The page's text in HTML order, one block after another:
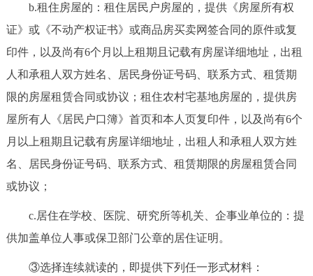
b.租住房屋的：租住居民户房屋的，提供《房屋所有权
证》或《不动产权证书》或商品房买卖网签合同的原件或复
印件，以及尚有6个月以上租期且记载有房屋详细地址，出租
人和承租人双方姓名、居民身份证号码、联系方式、租赁期
限的房屋租赁合同或协议；租住农村宅基地房屋的，提供房
屋所有人《居民户口簿》首页和本人页复印件，以及尚有6个
月以上租期且记载有房屋详细地址，出租人和承租人双方姓
名、居民身份证号码、联系方式、租赁期限的房屋租赁合同
或协议；
c.居住在学校、医院、研究所等机关、企事业单位的：提
供加盖单位人事或保卫部门公章的居住证明。
③选择连续就读的，即提供下列任一形式材料：